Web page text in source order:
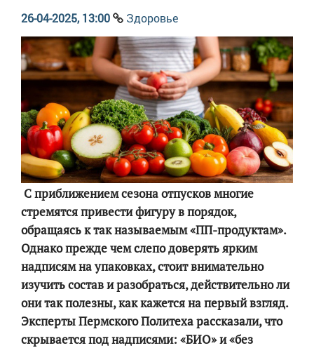
26-04-2025, 13:00 Здоровье
С приближением сезона отпусков многие
стремятся привести фигуру в порядок,
обращаясь к так называемым «ПП-продуктам».
Однако прежде чем слепо доверять ярким
надписям на упаковках, стоит внимательно
изучить состав и разобраться, действительно ли
они так полезны, как кажется на первый взгляд.
Эксперты Пермского Политеха рассказали, что
скрывается под надписями: «БИО» и «без